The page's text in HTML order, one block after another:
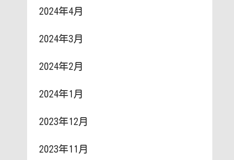
2024年4月
2024年3月
2024年2月
2024年1月
2023年12月
2023年11月